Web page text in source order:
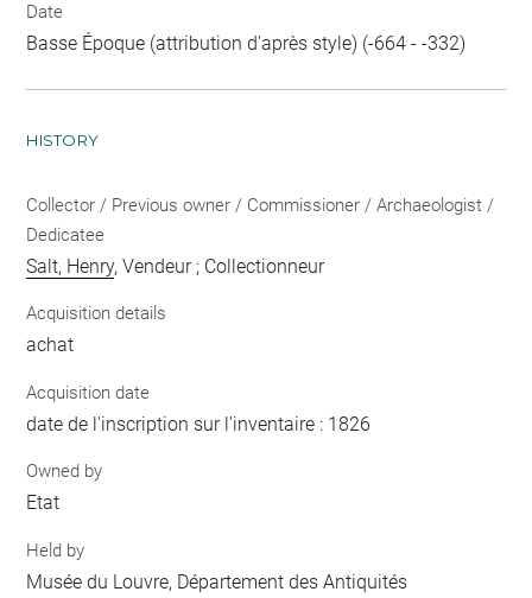
Date
Basse Époque (attribution d'après style) (-664 - -332)
HISTORY
Collector / Previous owner / Commissioner / Archaeologist /
Dedicatee
Salt, Henry, Vendeur ; Collectionneur
Acquisition details
achat
Acquisition date
date de l'inscription sur l'inventaire : 1826
Owned by
Etat
Held by
Musée du Louvre, Département des Antiquités